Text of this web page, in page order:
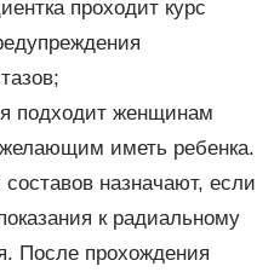
проходит курс
подходит женщинам
желающим иметь ребенка.
назначают, если
к радиальному
После прохождения